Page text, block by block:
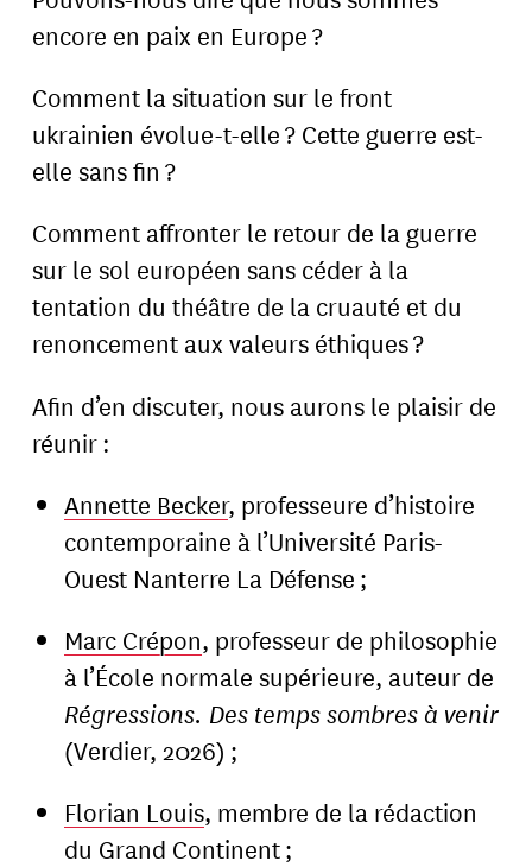
encore en paix en Europe ?
Comment la situation sur le front
ukrainien évolue-t-elle ? Cette guerre est-
elle sans fin ?
Comment affronter le retour de la guerre
sur le sol européen sans céder à la
tentation du théâtre de la cruauté et du
renoncement aux valeurs éthiques ?
Afin d’en discuter, nous aurons le plaisir de
réunir :
Annette Becker, professeure d’histoire
contemporaine à l’Université Paris-
Ouest Nanterre La Défense ;
Marc Crépon, professeur de philosophie
à l’École normale supérieure, auteur de
Régressions. Des temps sombres à venir
(Verdier, 2026) ;
Florian Louis, membre de la rédaction
du Grand Continent ;